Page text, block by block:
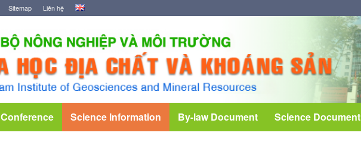
Sitemap Liên hệ
Conference Science Information By-law Document Science Document